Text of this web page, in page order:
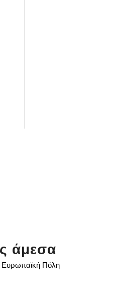
άμεσα
Ευρωπαϊκή Πόλη